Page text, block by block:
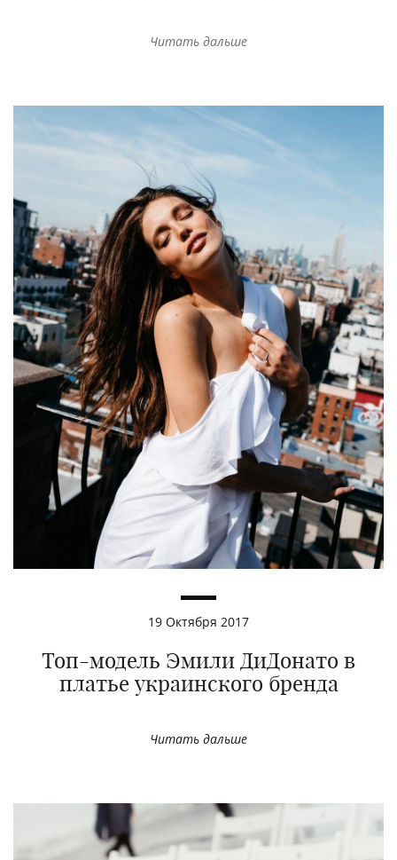
Читать дальше
19 Октября 2017
Топ-модель Эмили ДиДонато в
платье украинского бренда
Читать дальше